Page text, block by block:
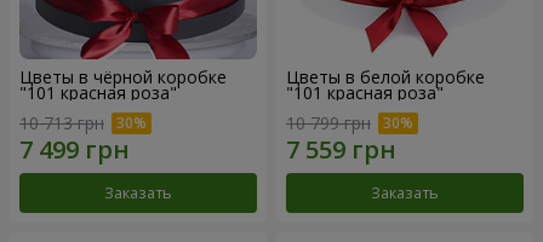
Цветы в чёрной коробке
"101 красная роза"
10 713 грн
Заказать
Цветы в белой коробке
"101 красная роза"
10 799 грн
Заказать